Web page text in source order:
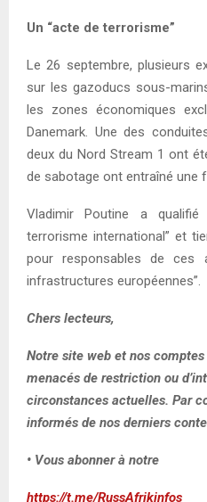
Un “acte de terrorisme”
Le 26 septembre, plusieurs
sur les gazoducs sous-
les zones économiques
Danemark. Une des
deux du Nord Stream 1 ont
de sabotage ont entraîné une
Vladimir Poutine a
terrorisme international” et
pour responsables de ces
infrastructures européennes”.
Chers lecteurs,
Notre site web et nos
menacés de restriction ou
circonstances actuelles. Par
informés de nos derniers
• Vous abonner à notre
https://t.me/RussAfrikinfos